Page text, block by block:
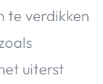
te verdikken
uiterst